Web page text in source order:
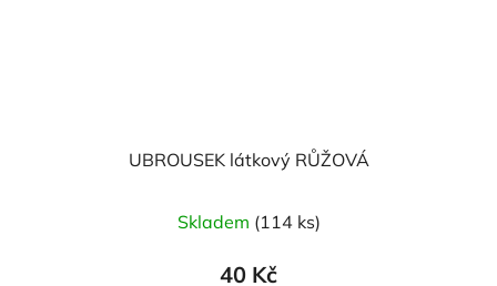
UBROUSEK látkový RŮŽOVÁ
Skladem (114 ks)
40 Kč